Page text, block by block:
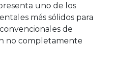
uno de los
más sólidos para
de
no completamente